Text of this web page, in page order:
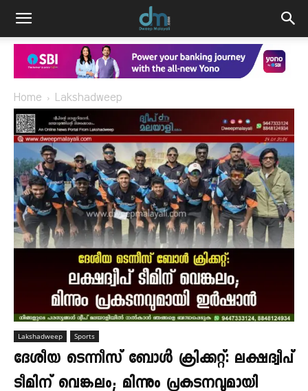
Home Lakshadweep
Lakshadweep Sports
ദേശീയ ടെന്നീസ് ബോൾ ക്രിക്കറ്റ്: ലക്ഷദ്വീപ്
ടീമിന് വെങ്കലം; മിന്നും പ്രകടനവുമായി